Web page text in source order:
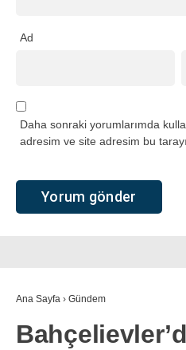
Ad
Daha sonraki yorumlarımda
adresim ve site adresim bu
Ana Sayfa › Gündem